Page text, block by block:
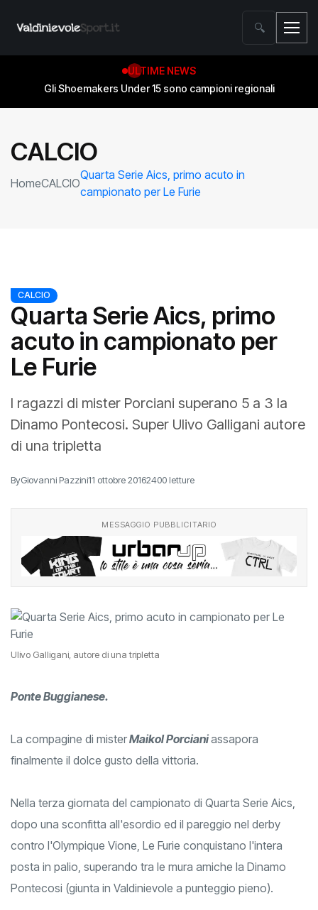
🔍
ULTIME NEWS
Gli Shoemakers Under 15 sono campioni regionali
CALCIO
HomeCALCIO
Quarta Serie Aics, primo acuto in
campionato per Le Furie
CALCIO
Quarta Serie Aics, primo
acuto in campionato per
Le Furie
I ragazzi di mister Porciani superano 5 a 3 la
Dinamo Pontecosi. Super Ulivo Galligani autore
di una tripletta
ByGiovanni Pazzini11 ottobre 20162400 letture
MESSAGGIO PUBBLICITARIO
Ulivo Galligani, autore di una tripletta
Ponte Buggianese.
La compagine di misterMaikol Porcianiassapora
finalmente il dolce gusto della vittoria.
Nella terza giornata del campionato di Quarta Serie Aics,
dopo una sconfitta all'esordio ed il pareggio nel derby
contro l'Olympique Vione, Le Furie conquistano l'intera
posta in palio, superando tra le mura amiche la Dinamo
Pontecosi (giunta in Valdinievole a punteggio pieno).